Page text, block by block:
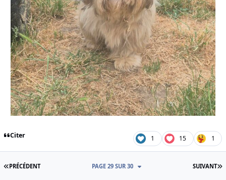
Citer 1 15 1
PREMIÈRE PAGE
PRÉCÉDENT SUIVANT
PAGE 29 SUR 30